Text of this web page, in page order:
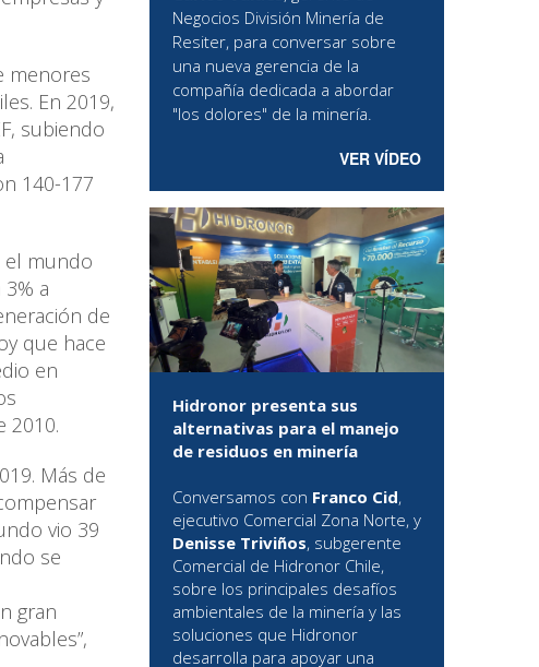
menores
En 2019,
subiendo
140-177
el mundo
a
de
que hace
en
2010.
Más de
vio 39
se
gran
Negocios División Minería de
Resiter, para conversar sobre
una nueva gerencia de la
compañía dedicada a abordar
"los dolores" de la minería.
VER VÍDEO
Hidronor presenta sus
alternativas para el manejo
de residuos en minería
Conversamos con Franco Cid,
ejecutivo Comercial Zona Norte, y
Denisse Triviños, subgerente
Comercial de Hidronor Chile,
sobre los principales desafíos
ambientales de la minería y las
soluciones que Hidronor
desarrolla para apoyar una